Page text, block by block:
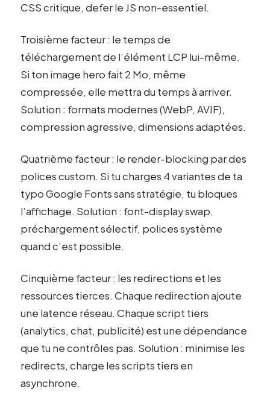
CSS critique, defer le JS non-essentiel.
Troisième facteur : le temps de
téléchargement de l’élément LCP lui-même.
Si ton image hero fait 2 Mo, même
compressée, elle mettra du temps à arriver.
Solution : formats modernes (WebP, AVIF),
compression agressive, dimensions adaptées.
Quatrième facteur : le render-blocking par des
polices custom. Si tu charges 4 variantes de ta
typo Google Fonts sans stratégie, tu bloques
l’affichage. Solution : font-display swap,
préchargement sélectif, polices système
quand c’est possible.
Cinquième facteur : les redirections et les
ressources tierces. Chaque redirection ajoute
une latence réseau. Chaque script tiers
(analytics, chat, publicité) est une dépendance
que tu ne contrôles pas. Solution : minimise les
redirects, charge les scripts tiers en
asynchrone.